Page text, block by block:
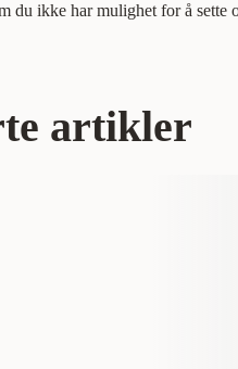
du ikke har mulighet for å sette
artikler